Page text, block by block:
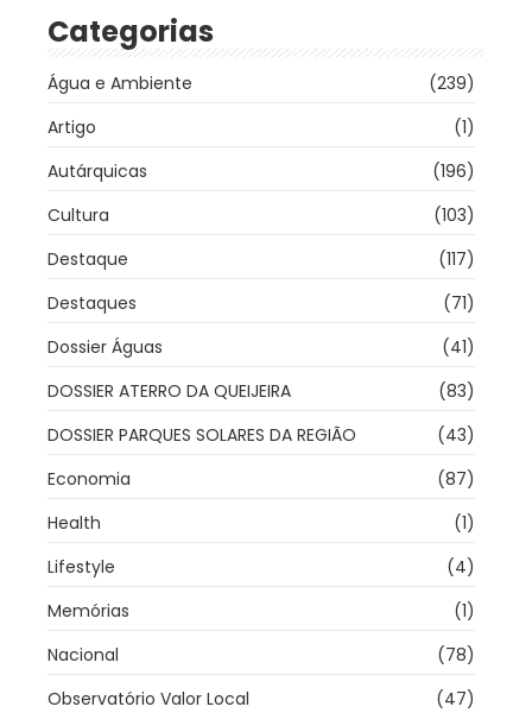
Categorias
Água e Ambiente
(239)
Artigo
(1)
Autárquicas
(196)
Cultura
(103)
Destaque
(117)
Destaques
(71)
Dossier Águas
(41)
DOSSIER ATERRO DA QUEIJEIRA
(83)
DOSSIER PARQUES SOLARES DA REGIÃO
(43)
Economia
(87)
Health
(1)
Lifestyle
(4)
Memórias
(1)
Nacional
(78)
Observatório Valor Local
(47)